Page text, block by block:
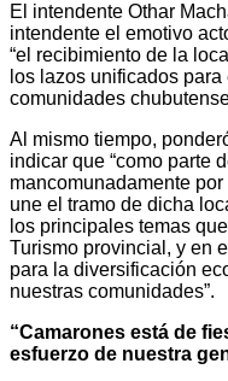
El intendente Othar
intendente el emotivo
“el recibimiento de la
los lazos unificados
comunidades
Al mismo tiempo,
indicar que “como parte
mancomunadamente
une el tramo de dicha
los principales temas
Turismo provincial, y en
para la diversificación
nuestras comunidades”.
“Camarones está de
esfuerzo de nuestra